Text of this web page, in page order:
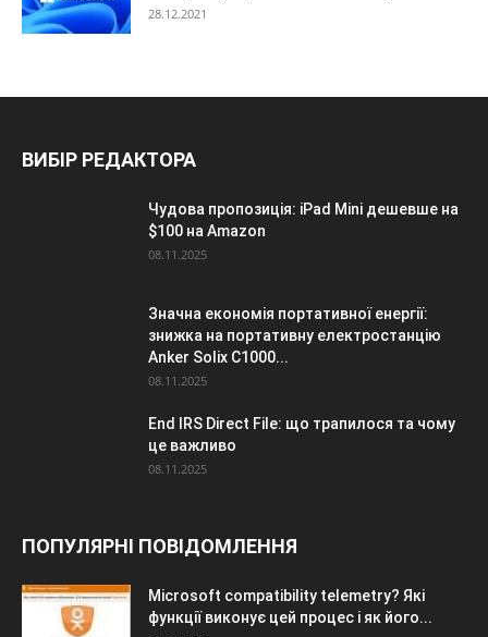
28.12.2021
ВИБІР РЕДАКТОРА
Чудова пропозиція: iPad Mini дешевше на
$100 на Amazon
08.11.2025
Значна економія портативної енергії:
знижка на портативну електростанцію
Anker Solix C1000...
08.11.2025
End IRS Direct File: що трапилося та чому
це важливо
08.11.2025
ПОПУЛЯРНІ ПОВІДОМЛЕННЯ
Microsoft compatibility telemetry? Які
функції виконує цей процес і як його...